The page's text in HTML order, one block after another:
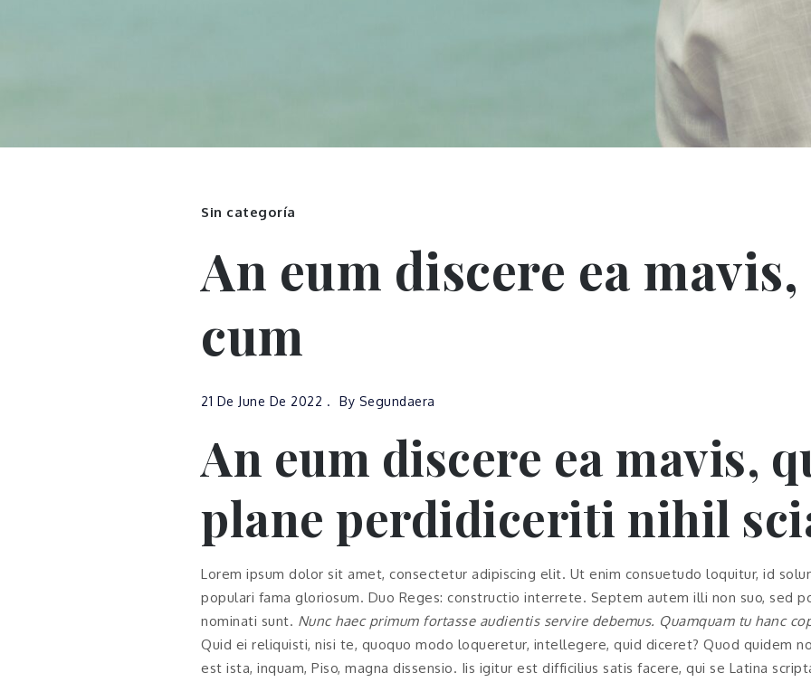
Sin categoría
An eum discere ea
cum
21 De June De 2022 By Segundaera
An eum discere ea mavis,
plane perdidiceriti nihil
Lorem ipsum dolor sit amet, consectetur adipiscing elit. Ut enim consuetudo loquitur, id
populari fama gloriosum. Duo Reges: constructio interrete. Septem autem illi non suo, sed
nominati sunt. Nunc haec primum fortasse audientis servire debemus. Quamquam tu hanc
Quid ei reliquisti, nisi te, quoquo modo loqueretur, intellegere, quid diceret? Quod quidem
est ista, inquam, Piso, magna dissensio. Iis igitur est difficilius satis facere, qui se Latina